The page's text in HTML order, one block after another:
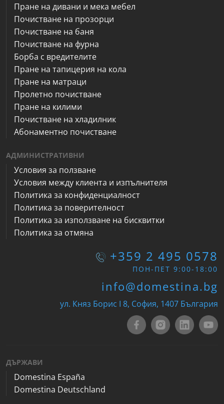
Пране на дивани и мека мебел
Почистване на прозорци
Почистване на баня
Почистване на фурна
Борба с вредителите
Пране на тапицерия на кола
Пране на матраци
Пролетно почистване
Пране на килими
Почистване на хладилник
Абонаментно почистване
АДМИНИСТРАТИВНИ
Условия за ползване
Условия между клиента и изпълнителя
Политика за конфиденциалност
Политика за поверителност
Политика за използване на бисквитки
Политика за отмяна
+359 2 495 0578
ПОН-ПЕТ 9:00-18:00
info@domestina.bg
ул. Княз Борис I 8, София, 1407 България
ДЪРЖАВИ
Domestina España
Domestina Deutschland